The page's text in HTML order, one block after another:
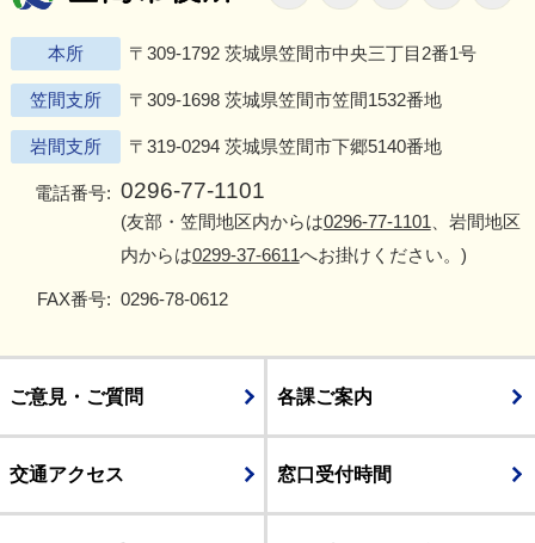
本所 〒309-1792 茨城県笠間市中央三丁目2番1号
笠間支所 〒309-1698 茨城県笠間市笠間1532番地
岩間支所 〒319-0294 茨城県笠間市下郷5140番地
電話番号: 0296-77-1101
(友部・笠間地区内からは0296-77-1101 、岩間地区
内からは0299-37-6611へお掛けください。)
FAX番号: 0296-78-0612
ご意見・ご質問 各課ご案内
交通アクセス 窓口受付時間